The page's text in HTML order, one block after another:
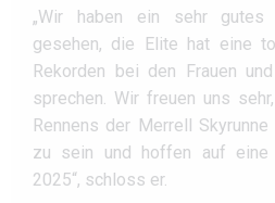
„Wir haben ein sehr gutes
gesehen, die Elite hat eine
Rekorden bei den Frauen
sprechen. Wir freuen uns
Rennens der Merrell
zu sein und hoffen auf eine
2025“, schloss er.